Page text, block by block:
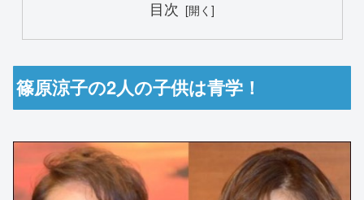
目次
篠原涼子の2人の子供は青学！